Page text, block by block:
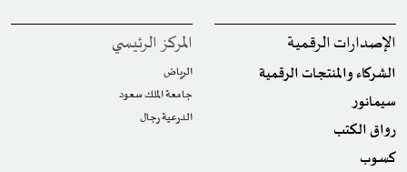
الإصدارات الرقمية
الشركاء والمنتجات الرقمية
سيمانور
رواق الكتب
كسوب
المركز الرئيسي
الرياض
جامعة الملك سعود
الدرعية رجال